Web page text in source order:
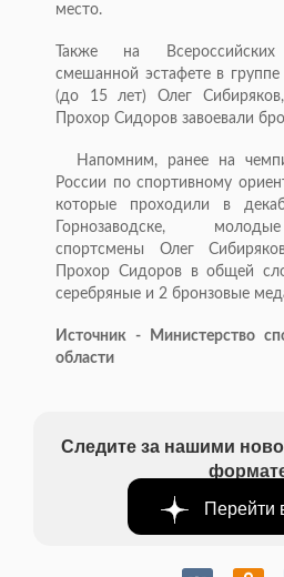
место.
Также на
смешанной эстафете в
(до 15 лет) Олег
Прохор Сидоров завоевали
Напомним, ранее на
России по спортивному
которые проходили в
Горнозаводске,
спортсмены Олег
Прохор Сидоров в общей
серебряные и 2 бронзовые
Источник - Министерство
области
Следите за нашими
Перейти